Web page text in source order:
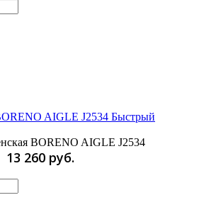
Быстрый
BORENO AIGLE J2534
13 260 руб.